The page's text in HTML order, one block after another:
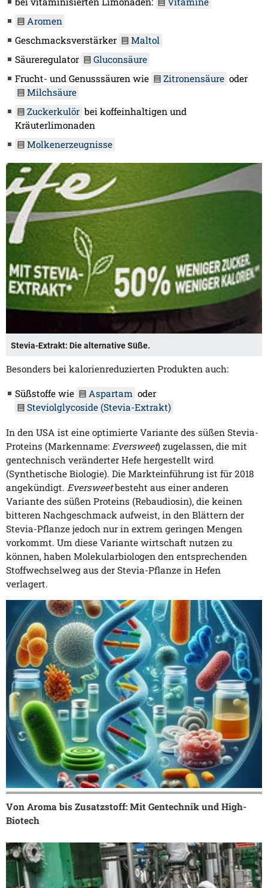
Aromen
Geschmacksverstärker
Maltol
Säureregulator
Gluconsäure
Frucht- und Genusssäuren wie
Zitronensäure oder
Milchsäure
Zuckerkulör bei koffeinhaltigen und
Kräuterlimonaden
Molkenerzeugnisse
Stevia-Extrakt: Die alternative Süße.
Besonders bei kalorienreduzierten Produkten auch:
Süßstoffe wie Aspartam oder
Steviolglycoside (Stevia-Extrakt)
In den USA ist eine optimierte Variante des süßen Stevia-
Proteins (Markenname: Eversweet) zugelassen, die mit
gentechnisch veränderter Hefe hergestellt wird
(Synthetische Biologie). Die Markteinführung ist für 2018
angekündigt. Eversweetbesteht aus einer anderen
Variante des süßen Proteins (Rebaudiosin), die keinen
bitteren Nachgeschmack aufweist, in den Blättern der
Stevia-Pflanze jedoch nur in extrem geringen Mengen
vorkommt. Um diese Variante wirtschaft nutzen zu
können, haben Molekularbiologen den entsprechenden
Stoffwechselweg aus der Stevia-Pflanze in Hefen
verlagert.
Von Aroma bis Zusatzstoff: Mit Gentechnik und High-
Biotech